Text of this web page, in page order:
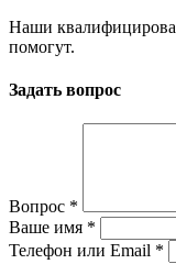
Наши
помогут.
Задать вопрос
Вопрос *
Ваше имя *
Телефон или Email *